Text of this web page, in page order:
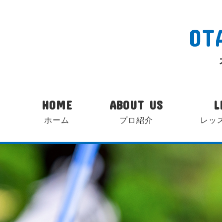
HOME
ホーム
ABOUT US
プロ紹介 レッ